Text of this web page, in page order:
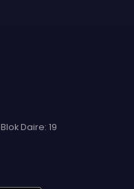
Daire: 19